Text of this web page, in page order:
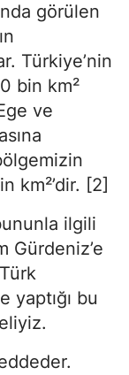
görülen
Türkiye’nin
bin km²
ve
km²’dir. [2]
ilgili
Gürdeniz’e
yaptığı bu